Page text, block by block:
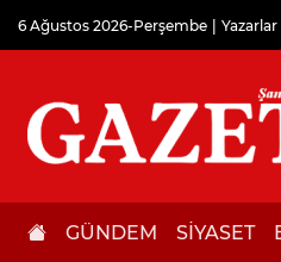
6 Ağustos 2026-Perşembe Yazarlar
GÜNDEM SİYASET